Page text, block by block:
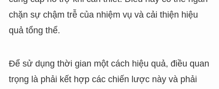
chặn sự chậm trễ của nhiệm vụ và cải thiện hiệu
quả tổng thể.
Để sử dụng thời gian một cách hiệu quả, điều quan
trọng là phải kết hợp các chiến lược này và phải